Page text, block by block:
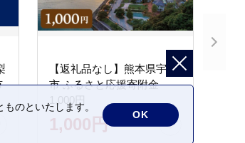
【返礼品なし】熊本県宇城
市 ふるさと応援寄附金
1,000円
1,000円
のといたします。
OK